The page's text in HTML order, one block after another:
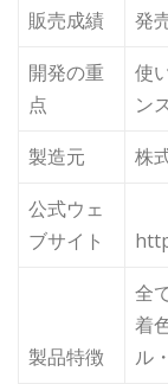
販売成績
発
開発の重
点
使
ン
製造元
株
公式ウェ
ブサイト
製品特徴
全
着
ル